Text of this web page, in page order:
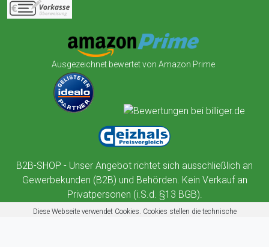
Ausgezeichnet bewertet von Amazon Prime
B2B-SHOP - Unser Angebot richtet sich ausschließlich an
Gewerbekunden (B2B) und Behörden. Kein Verkauf an
Privatpersonen (i.S.d. §13 BGB).
Diese Webseite verwendet Cookies. Cookies stellen die technische